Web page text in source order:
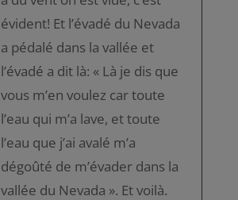
évident! Et l’évadé du Nevada
a pédalé dans la vallée et
l’évadé a dit là: « Là je dis que
vous m’en voulez car toute
l’eau qui m’a lave, et toute
l’eau que j’ai avalé m’a
dégoûté de m’évader dans la
vallée du Nevada ». Et voilà.